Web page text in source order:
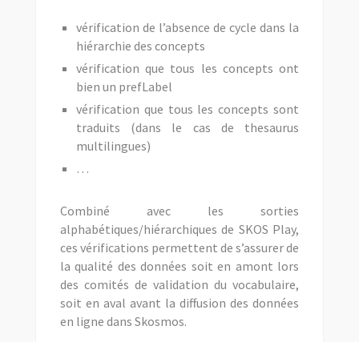
vérification de l’absence de cycle dans la
hiérarchie des concepts
vérification que tous les concepts ont
bien un prefLabel
vérification que tous les concepts sont
traduits (dans le cas de thesaurus
multilingues)
…
Combiné avec les sorties
alphabétiques/hiérarchiques de SKOS Play,
ces vérifications permettent de s’assurer de
la qualité des données soit en amont lors
des comités de validation du vocabulaire,
soit en aval avant la diffusion des données
en ligne dans Skosmos.